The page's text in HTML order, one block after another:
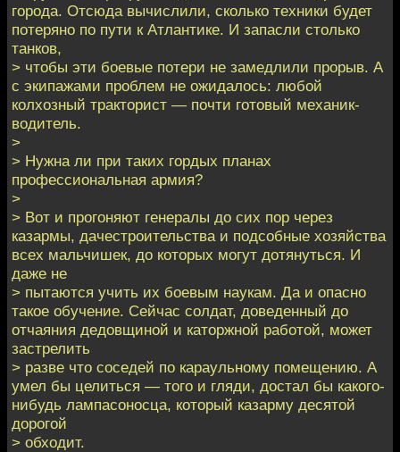
города. Отсюда вычислили, сколько техники будет
потеряно по пути к Атлантике. И запасли столько
танков,
> чтобы эти боевые потери не замедлили прорыв. А
с экипажами проблем не ожидалось: любой
колхозный тракторист — почти готовый механик-
водитель.
>
> Нужна ли при таких гордых планах
профессиональная армия?
>
> Вот и прогоняют генералы до сих пор через
казармы, дачестроительства и подсобные хозяйства
всех мальчишек, до которых могут дотянуться. И
даже не
> пытаются учить их боевым наукам. Да и опасно
такое обучение. Сейчас солдат, доведенный до
отчаяния дедовщиной и каторжной работой, может
застрелить
> разве что соседей по караульному помещению. А
умел бы целиться — того и гляди, достал бы какого-
нибудь лампасоносца, который казарму десятой
дорогой
> обходит.